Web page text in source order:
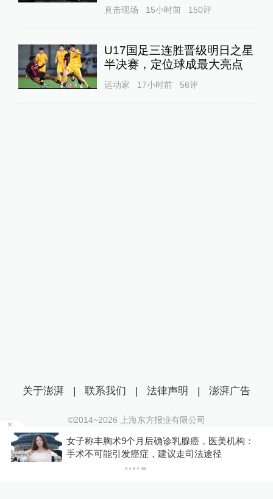
直击现场 15小时前 150评
U17国足三连胜晋级明日之星
半决赛，定位球成最大亮点
运动家 17小时前 56评
女子称丰胸术9个月后确诊乳腺癌，医美机构：
手术不可能引发癌症，建议走司法途径
关于澎湃 | 联系我们 | 法律声明 | 澎湃广告
©2014~2026 上海东方报业有限公司
沪ICP证：沪B2-20170116 | 沪ICP备14003370号
互联网新闻信息服务许可证：31120170006
沪公网安备 31010602000299号